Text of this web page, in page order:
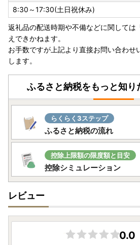
■書類の送付について■
寄附金受領証明書、及びワンストッ
み完了後、2週間から1ヶ月ほどでお
※お申し込み状況により前後する場合
じめご了承ください。
■寄附金税額控除に係る申告特例申請
申請書）の送付について ■
せて期限内に下記へご郵送下さい。
〒311-3892 茨城県行方市麻生1561
行方市ふるさと応援寄附金事務局
（行方市企画部魅力発信課）
8:30～17:30(土日祝休み)
返礼品の配送時期や不備などに関しては
えできかねます。
お手数ですが上記より直接お問い合わせ
します。
ふるさと納税をもっと知り
らくらく3ステップ
ふるさと納税の流れ
控除上限額の限度額と目安
控除シミュレーション
レビュー
0.0